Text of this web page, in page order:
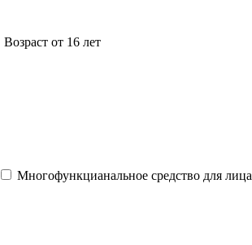
Возраст от 16 лет
Многофункцианальное средство для лица